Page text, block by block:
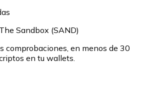
Sandbox (SAND)
comprobaciones, en menos de 30
en tu wallets.